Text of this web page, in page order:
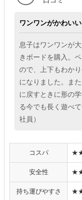
ワンワンがかわい
息子はワンワンが
きボードを購入。
ので、上下もわか
になりました。ま
に戻すときに形の
る今でも長く遊べ
社員）
コスパ
安全性
持ち運びやすさ